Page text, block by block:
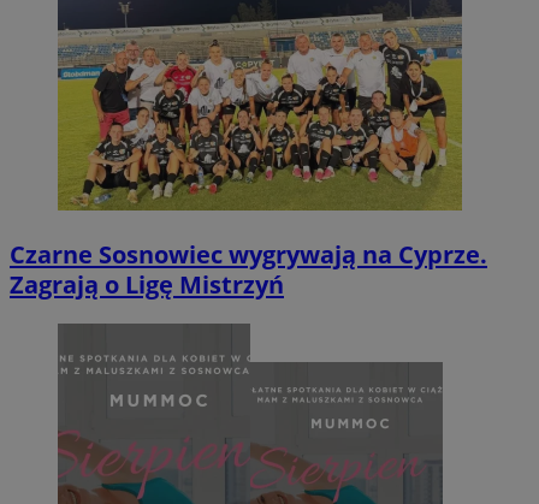
Czarne Sosnowiec wygrywają na Cyprze.
Zagrają o Ligę Mistrzyń